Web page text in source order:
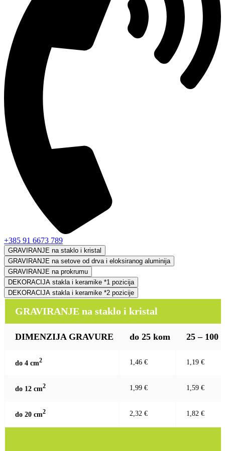
+385 91 6673 789
GRAVIRANJE na staklo i kristal
GRAVIRANJE na setove od drva i eloksiranog aluminija
GRAVIRANJE na prokrumu
DEKORACIJA stakla i keramike *1 pozicija
DEKORACIJA stakla i keramike *2 pozicije
GRAVIRANJE na staklo i kristal
DIMENZIJA GRAVURE do 25 kom 25 – 100
do 4 cm2 1,46 € 1,19 €
do 12 cm2 1,99 € 1,59 €
do 20 cm2 2,32 € 1,82 €